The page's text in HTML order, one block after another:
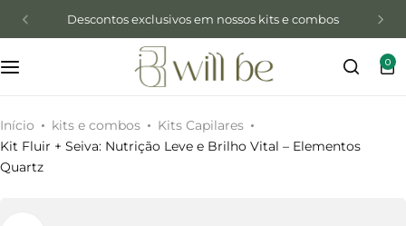
Descontos exclusivos em nossos kits e combos
0
Início kits e combos
Kits Capilares
Kit Fluir + Seiva: Nutrição Leve e Brilho Vital – Elementos
Quartz